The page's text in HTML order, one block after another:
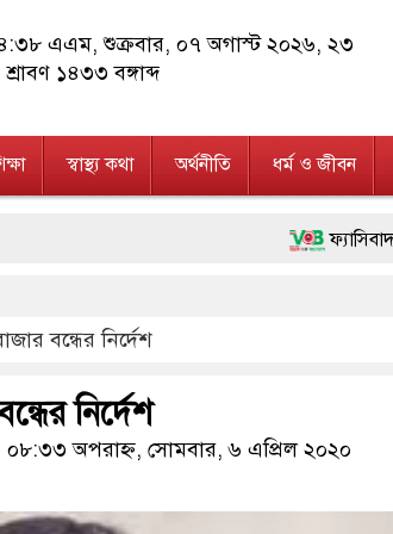
এএম, শুক্রবার, ০৭ অগাস্ট ২০২৬, ২৩
শ্রাবণ ১৪৩৩ বঙ্গাব্দ
স্বাস্থ্য কথা অর্থনীতি ধর্ম ও জীবন
ফ্যাসিবাদবিরোধী
জনগণ পরিবর্তন
২৮ লাখ টাকার জাল
নেতৃত্ব ও গণতন্ত্রের
অবৈধ বিদেশি
বন্ধের নির্দেশ
নির্দেশ
অপরাহ্ন, সোমবার, ৬ এপ্রিল ২০২০